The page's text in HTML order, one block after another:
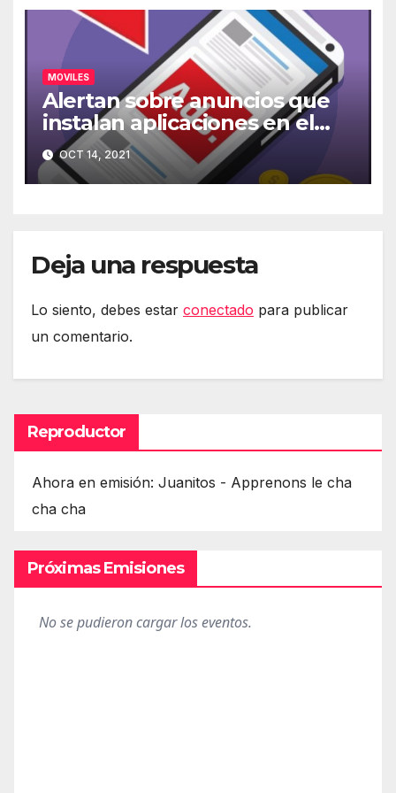
MOVILES
Alertan sobre anuncios que
instalan aplicaciones en el
móvil
OCT 14, 2021
Deja una respuesta
Lo siento, debes estar conectado para publicar
un comentario.
Reproductor
Ahora en emisión: Juanitos - Apprenons le cha
cha cha
Próximas Emisiones